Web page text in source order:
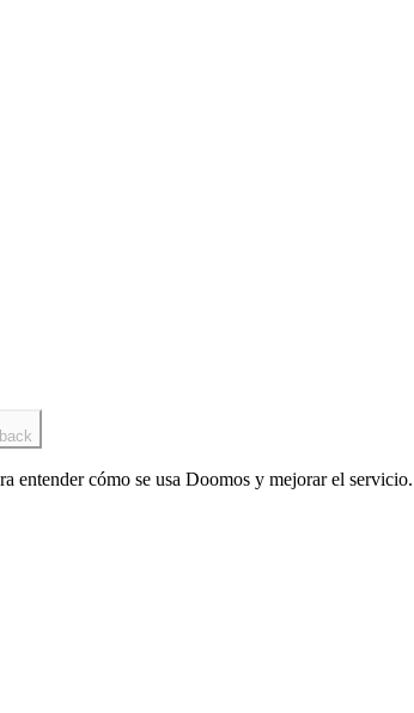
entender cómo se usa Doomos y mejorar el